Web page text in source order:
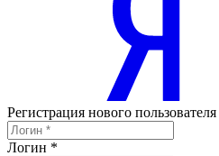
Регистрация нового пользователя
Логин *